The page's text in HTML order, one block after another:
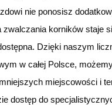
nie ponosisz
zwalczania korników staje
Dzięki naszym
w całej Polsce,
miejscowości i
dostęp do